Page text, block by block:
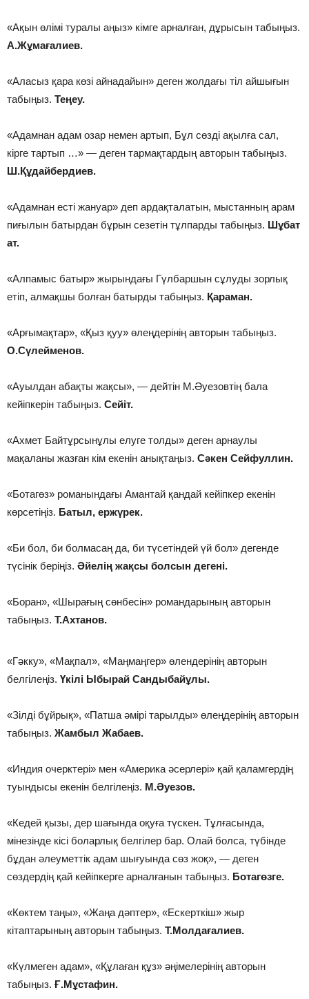
«Ақын өлімі туралы аңыз» кімге арналған, дұрысын табыңыз.
А.Жұмағалиев.
«Аласыз қара көзі айнадайын» деген жолдағы тіл айшығын
табыңыз. Теңеу.
«Адамнан адам озар немен артып, Бұл сөзді ақылға сал,
кірге тартып …» — деген тармақтардың авторын табыңыз.
Ш.Құдайбердиев.
«Адамнан есті жануар» деп ардақталатын, мыстанның арам
пиғылын батырдан бұрын сезетін тұлпарды табыңыз. Шұбат
ат.
«Алпамыс батыр» жырындағы Гүлбаршын сұлуды зорлық
етіп, алмақшы болған батырды табыңыз. Қараман.
«Арғымақтар», «Қыз қуу» өлеңдерінің авторын табыңыз.
О.Сүлейменов.
«Ауылдан абақты жақсы», — дейтін М.Әуезовтің бала
кейіпкерін табыңыз. Сейіт.
«Ахмет Байтұрсынұлы елуге толды» деген арнаулы
мақаланы жазған кім екенін анықтаңыз. Сәкен Сейфуллин.
«Ботагөз» романындағы Амантай қандай кейіпкер екенін
көрсетіңіз. Батыл, ержүрек.
«Би бол, би болмасаң да, би түсетіндей үй бол» дегенде
түсінік беріңіз. Әйелің жақсы болсын дегені.
«Боран», «Шырағың сөнбесін» романдарының авторын
табыңыз. Т.Ахтанов.
«Гәкку», «Мақпал», «Маңмаңгер» өлендерінің авторын
белгілеңіз. Үкілі Ыбырай Сандыбайұлы.
«Зілді бұйрық», «Патша әмірі тарылды» өлеңдерінің авторын
табыңыз. Жамбыл Жабаев.
«Индия очерктері» мен «Америка әсерлері» қай қаламгердің
туындысы екенін белгілеңіз. М.Әуезов.
«Кедей қызы, дер шағында оқуға түскен. Тұлғасында,
мінезінде кісі боларлық белгілер бар. Олай болса, түбінде
бұдан әлеуметтік адам шығуында сөз жоқ», — деген
сөздердің қай кейіпкерге арналғанын табыңыз. Ботагөзге.
«Көктем таңы», «Жаңа дәптер», «Ескерткіш» жыр
кітаптарының авторын табыңыз. Т.Молдағалиев.
«Күлмеген адам», «Құлаған құз» әңімелерінің авторын
табыңыз. Ғ.Мұстафин.